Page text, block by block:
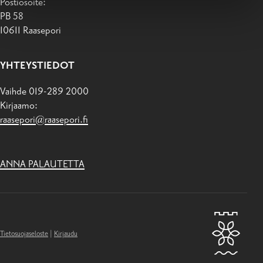
PB 58
10611 Raasepori
YHTEYSTIEDOT
Vaihde 019-289 2000
Kirjaamo:
raasepori@raasepori.fi
ANNA PALAUTETTA
Tietosuojaseloste Kirjaudu